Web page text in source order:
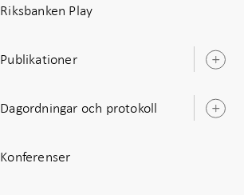
Riksbanken Play
Publikationer
Dagordningar och protokoll
Konferenser